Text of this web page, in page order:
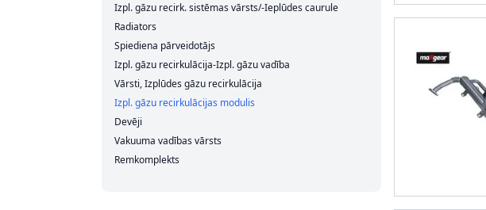
Izpl. gāzu recirk. sistēmas vārsts/-Ieplūdes caurule
Radiators
Spiediena pārveidotājs
Izpl. gāzu recirkulācija-Izpl. gāzu vadība
Vārsti, Izplūdes gāzu recirkulācija
Izpl. gāzu recirkulācijas modulis
Devēji
Vakuuma vadības vārsts
Remkomplekts